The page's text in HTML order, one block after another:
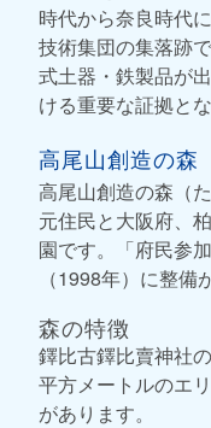
時代から奈良時代
技術集団の集落跡
式土器・鉄製品が
ける重要な証拠と
高尾山創造の森
高尾山創造の森（
元住民と大阪府、
園です。「府民参
（1998年）に整備
森の特徴
鐸比古鐸比賣神社
平方メートルのエ
があります。